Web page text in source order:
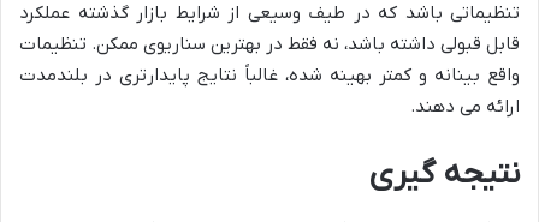
تنظیماتی باشد که در طیف وسیعی از شرایط بازار گذشته عملکرد
قابل قبولی داشته باشد، نه فقط در بهترین سناریوی ممکن. تنظیمات
واقع بینانه و کمتر بهینه شده، غالباً نتایج پایدارتری در بلندمدت
ارائه می دهند.
نتیجه گیری